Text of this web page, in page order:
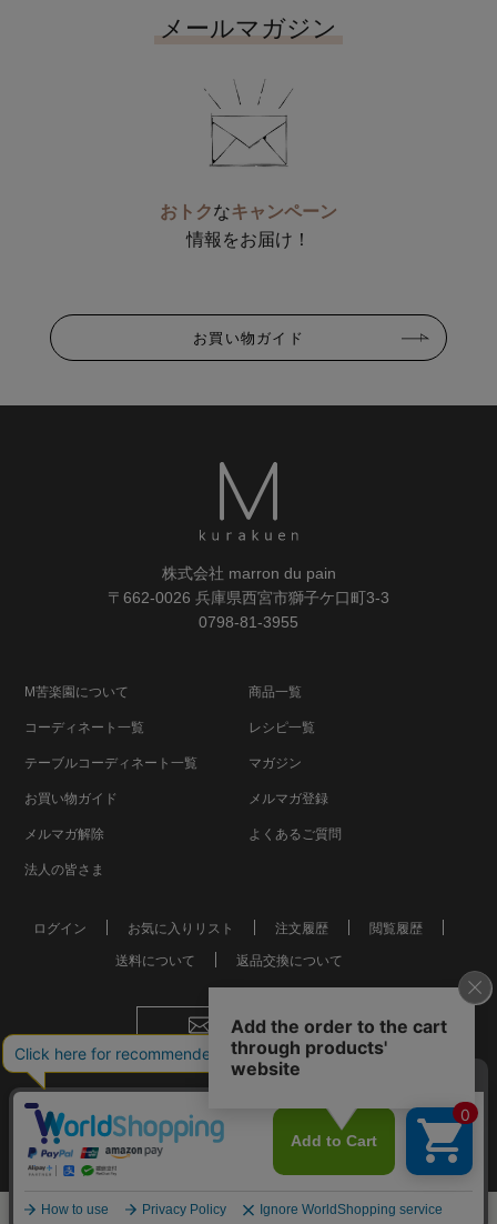
メールマガジン
おトクなキャンペーン
情報をお届け！
お買い物ガイド
株式会社 marron du pain
〒662-0026 兵庫県西宮市獅子ケ口町3-3
0798-81-3955
M苦楽園について 商品一覧
コーディネート一覧 レシピ一覧
テーブルコーディネート一覧 マガジン
お買い物ガイド メルマガ登録
メルマガ解除 よくあるご質問
法人の皆さま
ログイン お気に入りリスト 注文履歴 閲覧履歴
送料について 返品交換について
お問い合わせ
会社概要 個人情報保護方針 特定商取引法に基づく表記
おしゃれな食器やお皿の通販 © Mkurakuen,All Rights Reserved